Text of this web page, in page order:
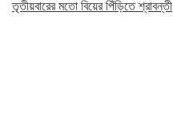
তৃতীয়বারের মতো বিয়ের পিঁড়িতে শ্রাবন্তী